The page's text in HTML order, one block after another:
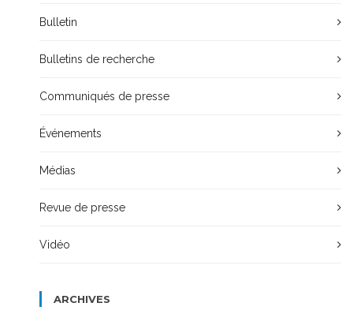
Bulletin
Bulletins de recherche
Communiqués de presse
Événements
Médias
Revue de presse
Vidéo
ARCHIVES